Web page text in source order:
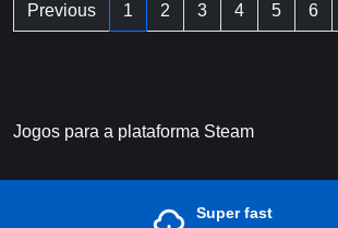
Previous 1 2 3 4 5 6
Jogos para a plataforma Steam
Super fast